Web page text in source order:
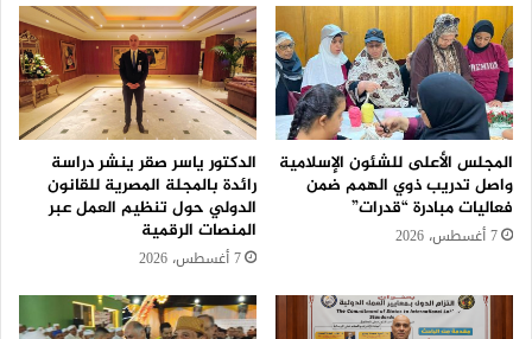
المجلس الأعلى للشئون الإسلامية
واصل تدريب ذوي الهمم ضمن
فعاليات مبادرة “قدرات”
7 أغسطس، 2026
الدكتور ياسر صقر ينشر دراسة
رائدة بالمجلة المصرية للقانون
الدولي حول تنظيم العمل عبر
المنصات الرقمية
7 أغسطس، 2026